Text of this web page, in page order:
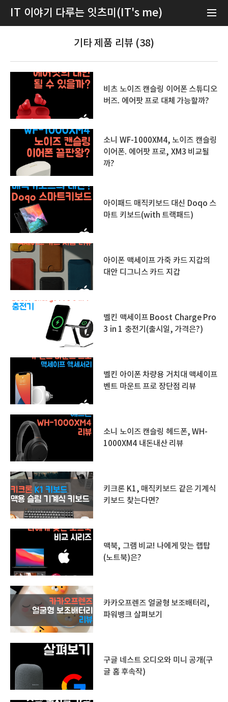
IT 이야기 다루는 잇츠미(IT's me)
기타 제품 리뷰 (38)
비츠 노이즈 캔슬링 이어폰 스튜디오
버즈. 에어팟 프로 대체 가능할까?
소니 WF-1000XM4, 노이즈 캔슬링
이어폰. 에어팟 프로, XM3 비교될
까?
아이패드 매직키보드 대신 Doqo 스
마트 키보드(with 트랙패드)
아이폰 맥세이프 가죽 카드 지갑의
대안 디그니스 카드 지갑
벨킨 맥세이프 Boost Charge Pro
3 in 1 충전기(출시일, 가격은?)
벨킨 아이폰 차량용 거치대 맥세이프
벤트 마운트 프로 장단점 리뷰
소니 노이즈 캔슬링 헤드폰, WH-
1000XM4 내돈내산 리뷰
키크론 K1, 매직키보드 같은 기계식
키보드 찾는다면?
맥북, 그램 비교! 나에게 맞는 랩탑
(노트북)은?
카카오프렌즈 얼굴형 보조배터리,
파워뱅크 살펴보기
구글 네스트 오디오와 미니 공개(구
글 홈 후속작)